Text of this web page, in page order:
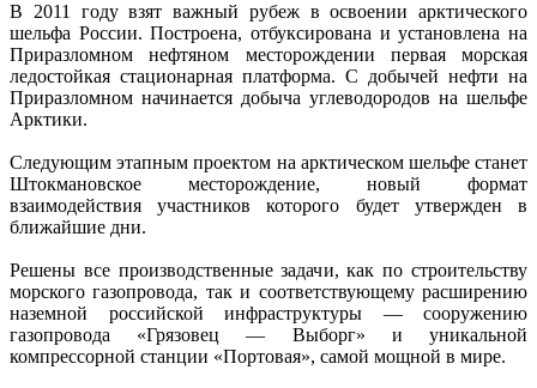
В 2011 году взят важный рубеж в освоении арктического
шельфа России. Построена, отбуксирована и установлена на
Приразломном нефтяном месторождении первая морская
ледостойкая стационарная платформа. С добычей нефти на
Приразломном начинается добыча углеводородов на шельфе
Арктики.
Следующим этапным проектом на арктическом шельфе станет
Штокмановское месторождение, новый формат
взаимодействия участников которого будет утвержден в
ближайшие дни.
Решены все производственные задачи, как по строительству
морского газопровода, так и соответствующему расширению
наземной российской инфраструктуры — сооружению
газопровода «Грязовец — Выборг» и уникальной
компрессорной станции «Портовая», самой мощной в мире.